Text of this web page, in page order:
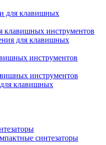
для клавишных
клавишных инструментов
для клавишных
инструментов
инструментов
клавишных
синтезаторы